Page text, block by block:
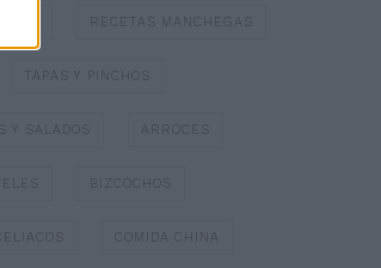
RECETAS MANCHEGAS
TAPAS Y PINCHOS
Y SALADOS ARROCES
BIZCOCHOS
CELIACOS COMIDA CHINA